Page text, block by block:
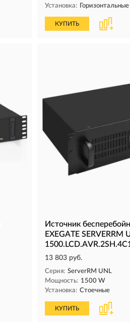
Установка: Горизонтальные
КУПИТЬ
Источник
EXEGATE SERVERRM
13 803 руб.
Серия: ServerRM UNL
Мощность: 1500 W
Установка: Стоечные
КУПИТЬ